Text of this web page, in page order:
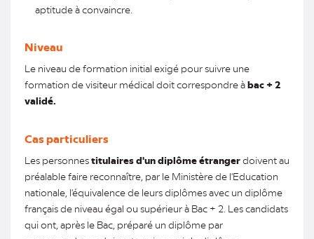
aptitude à convaincre.
Niveau
Le niveau de formation initial exigé pour suivre une
formation de visiteur médical doit correspondre àbac + 2
validé.
Cas particuliers
Les personnestitulaires d'un diplôme étrangerdoivent au
préalable faire reconnaître, par le Ministère de l'Education
nationale, l'équivalence de leurs diplômes avec un diplôme
français de niveau égal ou supérieur à Bac + 2. Les candidats
qui ont, après le Bac, préparé un diplôme par